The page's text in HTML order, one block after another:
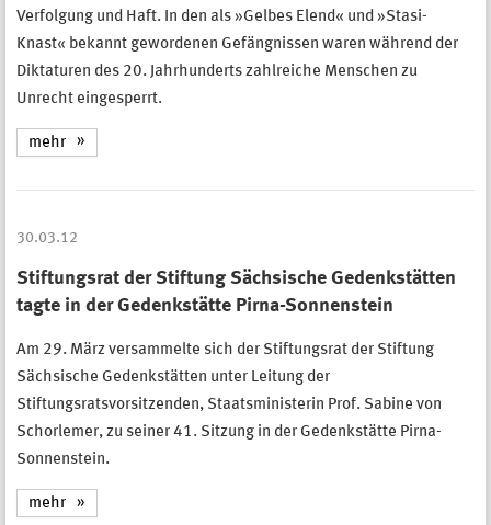
Verfolgung und Haft. In den als »Gelbes Elend« und »Stasi-
Knast« bekannt gewordenen Gefängnissen waren während der
Diktaturen des 20. Jahrhunderts zahlreiche Menschen zu
Unrecht eingesperrt.
mehr
30.03.12
Stiftungsrat der Stiftung Sächsische Gedenkstätten
tagte in der Gedenkstätte Pirna-Sonnenstein
Am 29. März versammelte sich der Stiftungsrat der Stiftung
Sächsische Gedenkstätten unter Leitung der
Stiftungsratsvorsitzenden, Staatsministerin Prof. Sabine von
Schorlemer, zu seiner 41. Sitzung in der Gedenkstätte Pirna-
Sonnenstein.
mehr